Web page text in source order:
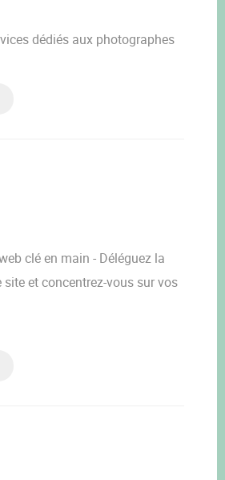
dédiés aux photographes
clé en main - Déléguez la
et concentrez-vous sur vos